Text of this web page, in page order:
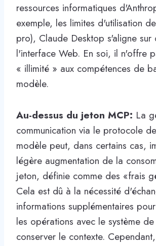
ressources informatiques
exemple, les limites d'utilisation
pro), Claude Desktop s'aligne sur
l'interface Web. En soi, il n'offre
« illimité » aux compétences de
modèle.
Au-dessus du jeton MCP: La
communication via le protocole
modèle peut, dans certains cas,
légère augmentation de la
jeton, définie comme des «frais
Cela est dû à la nécessité
informations supplémentaires
les opérations avec le système
conserver le contexte.